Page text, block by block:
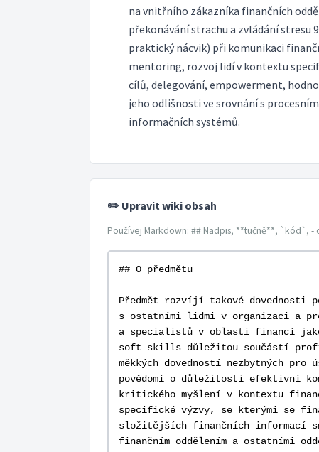
na vnitřního zákazníka finančních
překonávání strachu a zvládání stresu
praktický nácvik) při komunikaci
mentoring, rozvoj lidí v kontextu
cílů, delegování, empowerment,
jeho odlišnosti ve srovnání s
informačních systémů.
✏️ Upravit wiki obsah
Používej Markdown: ## Nadpis, **tučně**, `kód`, -